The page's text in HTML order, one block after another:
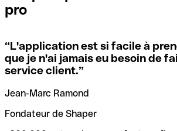
locales.
Si vous n'êtes pas sûr du code SWIFT
utiliser, nous avons développé un outil
codes SWIFT par nom de banque.
vérification/recherche de codes SWIFT.
trouver et vérifier vos codes SWIFT
transferts d’argent.
pro
“L'application est si facile à
que je n'ai jamais eu besoin de
service client.”
Jean-Marc Ramond
Fondateur de Shaper